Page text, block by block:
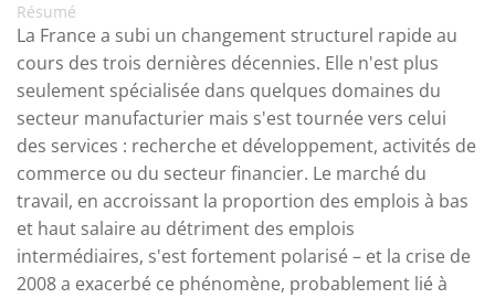
Résumé
La France a subi un changement structurel rapide au
cours des trois dernières décennies. Elle n'est plus
seulement spécialisée dans quelques domaines du
secteur manufacturier mais s'est tournée vers celui
des services : recherche et développement, activités de
commerce ou du secteur financier. Le marché du
travail, en accroissant la proportion des emplois à bas
et haut salaire au détriment des emplois
intermédiaires, s'est fortement polarisé – et la crise de
2008 a exacerbé ce phénomène, probablement lié à